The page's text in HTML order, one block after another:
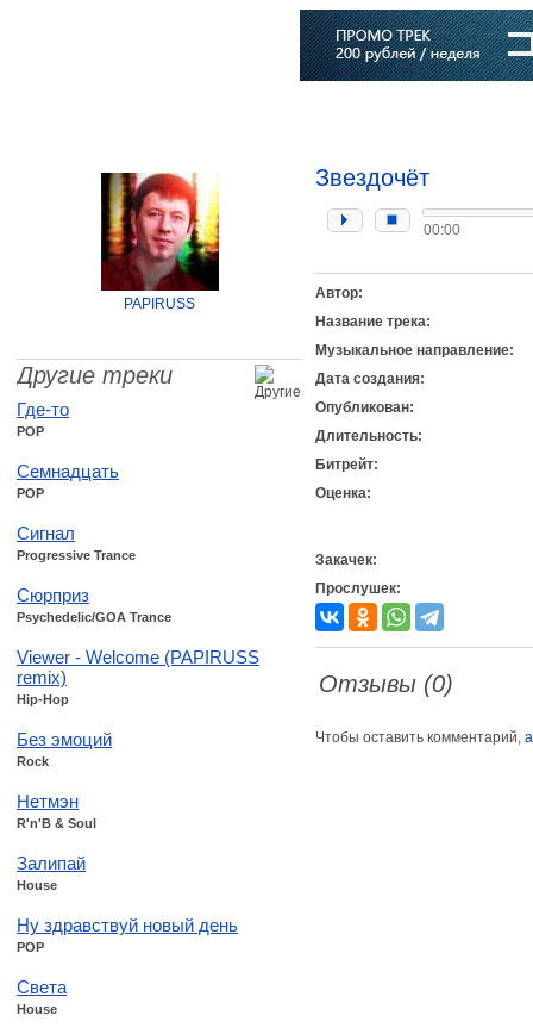
PAPIRUSS
Другие треки
Где-то
POP
Семнадцать
POP
Сигнал
Progressive Trance
Сюрприз
Psychedelic/GOA Trance
Viewer - Welcome (PAPIRUSS
remix)
Hip-Hop
Без эмоций
Rock
Нетмэн
R'n'B & Soul
Залипай
House
Ну здравствуй новый день
POP
Света
House
Звездочёт
00:00
Автор:
Название трека:
Музыкальное направление:
Дата создания:
Опубликован:
Длительность:
Битрейт:
Оценка:
Закачек:
Прослушек:
Отзывы (0)
Чтобы оставить комментарий,